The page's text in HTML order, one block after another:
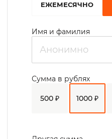
позволяет снять
викторин, занятий
EЖЕМЕСЯЧНО
Имя и фамилия
500 ₽ 1000 ₽
Сумма в рублях